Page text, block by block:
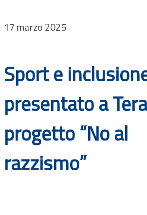
Progetti
Bandi
Guide
17 marzo 2025
Sport e
presentato a
progetto “No al
razzismo”